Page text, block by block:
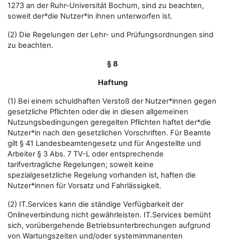
1273 an der Ruhr-Universität Bochum, sind zu beachten,
soweit der*die Nutzer*in ihnen unterworfen ist.
(2) Die Regelungen der Lehr- und Prüfungsordnungen sind
zu beachten.
§ 8
Haftung
(1) Bei einem schuldhaften Verstoß der Nutzer*innen gegen
gesetzliche Pflichten oder die in diesen allgemeinen
Nutzungsbedingungen geregelten Pflichten haftet der*die
Nutzer*in nach den gesetzlichen Vorschriften. Für Beamte
gilt § 41 Landesbeamtengesetz und für Angestellte und
Arbeiter § 3 Abs. 7 TV-L oder entsprechende
tarifvertragliche Regelungen; soweit keine
spezialgesetzliche Regelung vorhanden ist, haften die
Nutzer*innen für Vorsatz und Fahrlässigkeit.
(2) IT.Services kann die ständige Verfügbarkeit der
Onlineverbindung nicht gewährleisten. IT.Services bemüht
sich, vorübergehende Betriebsunterbrechungen aufgrund
von Wartungszeiten und/oder systemimmanenten